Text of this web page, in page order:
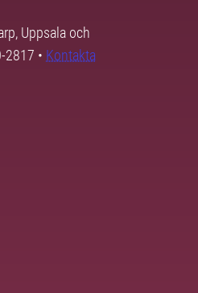
Uppsala och
2817 • Kontakta